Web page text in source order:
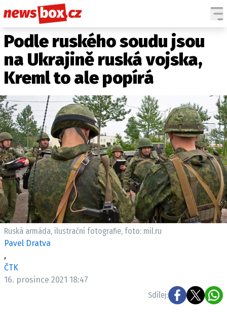
DOMÁCÍ
ZAHRANIČÍ
POČASÍ
KRIMI
EKONOMIKA
KULTURA
SPOLEČNOST
SPORT
ČESKÉ CELEBRITY
SVĚTOVÉ CELEBRITY
SLEDUJTE NÁS NA|
Máte příběh, fotku nebo video?
Pošlete e-mail na newsbox.cz
Podle ruského soudu jsou
na Ukrajině ruská vojska,
Kreml to ale popírá
Ruská armáda, ilustrační fotografie, foto: mil.ru
Pavel Dratva
,
ČTK
16. prosince 2021 18:47
Sdílej: